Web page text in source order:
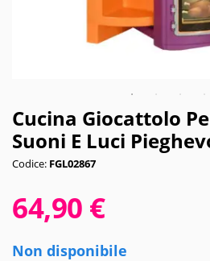
Cucina Giocattolo
Suoni E Luci
Codice: FGL02867
64,90 €
Non disponibile